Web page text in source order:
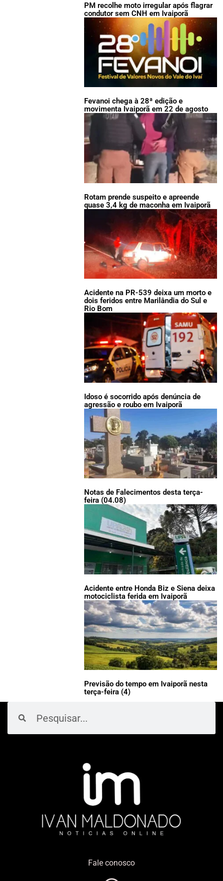
PM recolhe moto irregular após flagrar
condutor sem CNH em Ivaiporã
Fevanoi chega à 28ª edição e
movimenta Ivaiporã em 22 de agosto
Rotam prende suspeito e apreende
quase 3,4 kg de maconha em Ivaiporã
Acidente na PR-539 deixa um morto e
dois feridos entre Marilândia do Sul e
Rio Bom
Idoso é socorrido após denúncia de
agressão e roubo em Ivaiporã
Notas de Falecimentos desta terça-
feira (04.08)
Acidente entre Honda Biz e Siena deixa
motociclista ferida em Ivaiporã
Previsão do tempo em Ivaiporã nesta
terça-feira (4)
Fale conosco